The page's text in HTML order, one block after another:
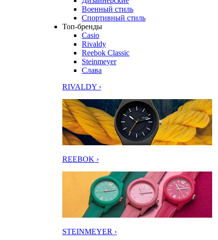
Военный стиль
Спортивный стиль
Топ-бренды
Casio
Rivaldy
Reebok Classic
Steinmeyer
Слава
RIVALDY ›
REEBOK ›
STEINMEYER ›